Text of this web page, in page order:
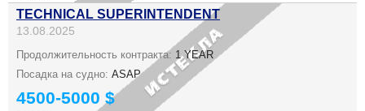
TECHNICAL SUPERINTENDENT
13.08.2025
Продолжительность контракта: 1 YEAR
Посадка на судно: ASAP
4500-5000 $